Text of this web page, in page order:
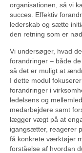
organisationen, så vi
succes. Effektiv
lederskab og sætte
den retning som er
Vi undersøger, hvad
forandringer – både
så det er muligt at
I dette modul
forandringer i
ledelsens og
medarbejdere samt
lægger vægt på at
igangsætter, reagerer
få konkrete værktøjer
forståelse af hvordan